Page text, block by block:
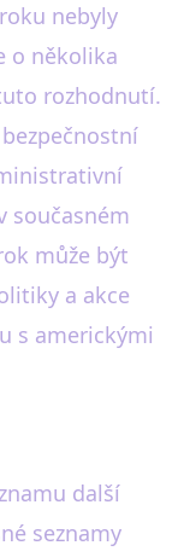
nebyly
o několika
rozhodnutí.
současném
může být
a akce
s americkými
další
seznamy